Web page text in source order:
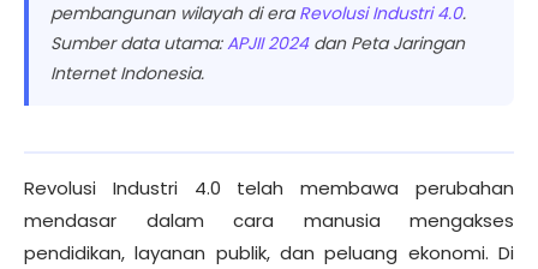
pembangunan wilayah di eraRevolusi Industri 4.0.
Sumber data utama:APJII 2024dan Peta Jaringan
Internet Indonesia.
Revolusi Industri 4.0 telah membawa perubahan
mendasar dalam cara manusia mengakses
pendidikan, layanan publik, dan peluang ekonomi. Di